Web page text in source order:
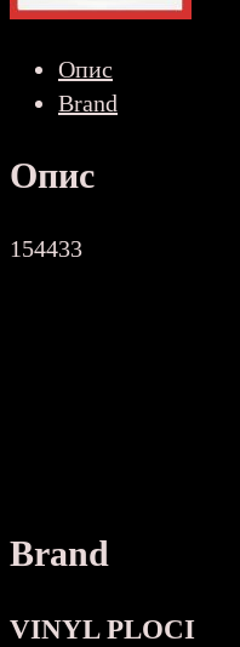
Tommy
количина
Опис
Brand
Опис
154433
Brand
VINYL PLOCI